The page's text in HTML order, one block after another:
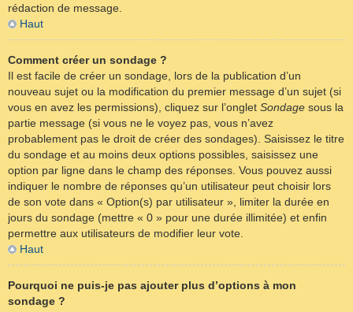
rédaction de message.
Haut
Comment créer un sondage ?
Il est facile de créer un sondage, lors de la publication d’un
nouveau sujet ou la modification du premier message d’un sujet (si
vous en avez les permissions), cliquez sur l’onglet Sondage sous la
partie message (si vous ne le voyez pas, vous n’avez
probablement pas le droit de créer des sondages). Saisissez le titre
du sondage et au moins deux options possibles, saisissez une
option par ligne dans le champ des réponses. Vous pouvez aussi
indiquer le nombre de réponses qu’un utilisateur peut choisir lors
de son vote dans « Option(s) par utilisateur », limiter la durée en
jours du sondage (mettre « 0 » pour une durée illimitée) et enfin
permettre aux utilisateurs de modifier leur vote.
Haut
Pourquoi ne puis-je pas ajouter plus d’options à mon
sondage ?